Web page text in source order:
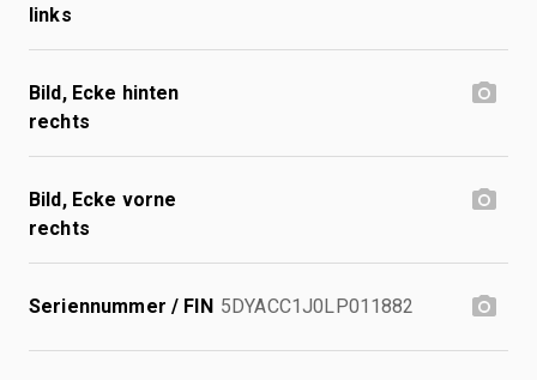
links
Bild, Ecke hinten
rechts
Bild, Ecke vorne
rechts
Seriennummer / FIN 5DYACC1J0LP011882